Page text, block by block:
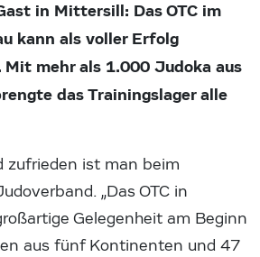
in Mittersill: Das OTC im
kann als voller Erfolg
mehr als 1.000 Judoka aus
das Trainingslager alle
zufrieden ist man beim
„Das OTC in
Gelegenheit am Beginn
aus fünf Kontinenten und 47